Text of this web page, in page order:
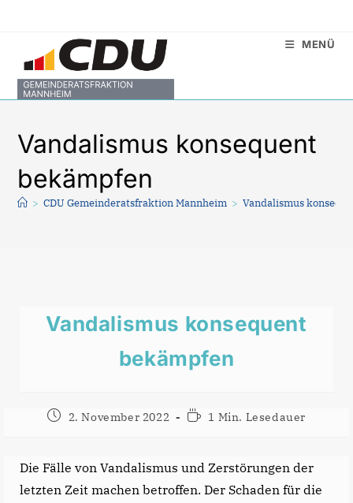
MENÜ
Vandalismus konsequent
bekämpfen
> CDU Gemeinderatsfraktion Mannheim > Vandalismus
Vandalismus konsequent
bekämpfen
Beitrag2. November 2022 Lesedauer:
1 Min. Lesedauer
Die Fälle von Vandalismus und Zerstörungen der
letzten Zeit machen betroffen. Der Schaden für die